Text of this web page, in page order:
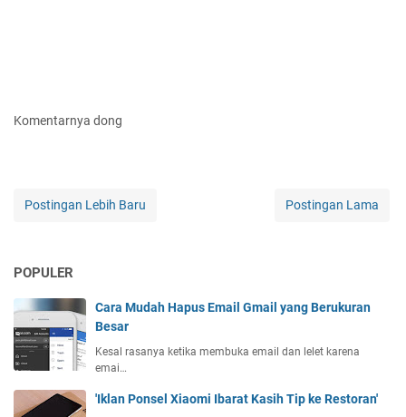
Komentarnya dong
Postingan Lebih Baru Postingan Lama
POPULER
Cara Mudah Hapus Email Gmail yang Berukuran
Besar
Kesal rasanya ketika membuka email dan lelet karena
emai…
'Iklan Ponsel Xiaomi Ibarat Kasih Tip ke Restoran'